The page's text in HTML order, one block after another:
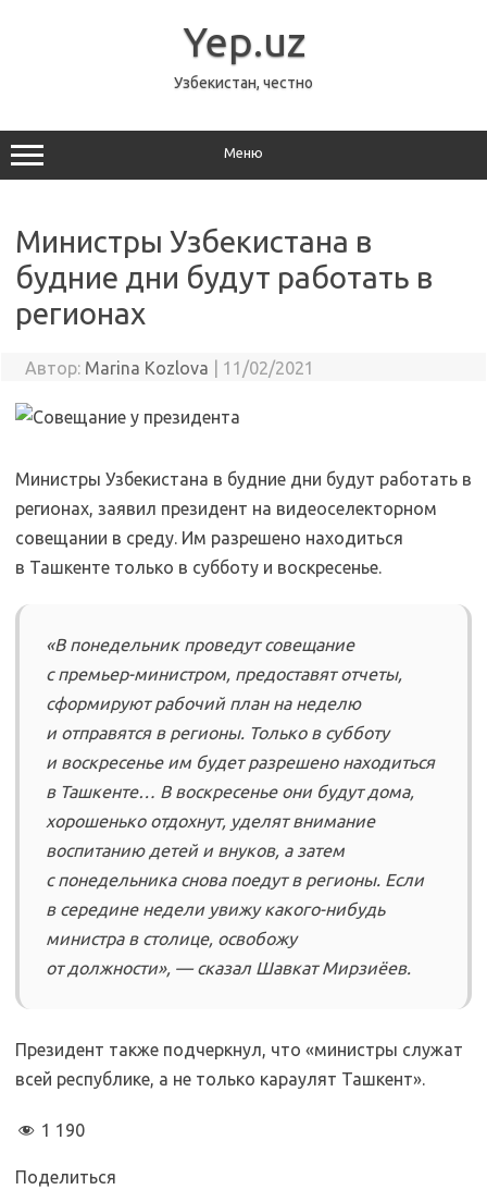
Yep.uz
Узбекистан, честно
Меню
Министры Узбекистана в
будние дни будут работать в
регионах
Автор: Marina Kozlova 11/02/2021
Министры Узбекистана в будние дни будут работать в
регионах, заявил президент на видеоселекторном
совещании в среду. Им разрешено находиться
в Ташкенте только в субботу и воскресенье.
«В понедельник проведут совещание
с премьер-министром, предоставят отчеты,
сформируют рабочий план на неделю
и отправятся в регионы. Только в субботу
и воскресенье им будет разрешено находиться
в Ташкенте… В воскресенье они будут дома,
хорошенько отдохнут, уделят внимание
воспитанию детей и внуков, а затем
с понедельника снова поедут в регионы. Если
в середине недели увижу какого-нибудь
министра в столице, освобожу
от должности», — сказал Шавкат Мирзиёев.
Президент также подчеркнул, что «министры служат
всей республике, а не только караулят Ташкент».
1 190
Поделиться